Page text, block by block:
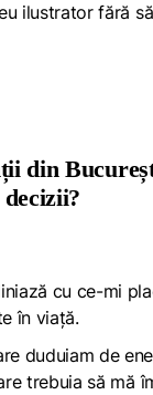
ilustrator fără
din
cu ce-mi
în viață.
duduiam de
trebuia să mă